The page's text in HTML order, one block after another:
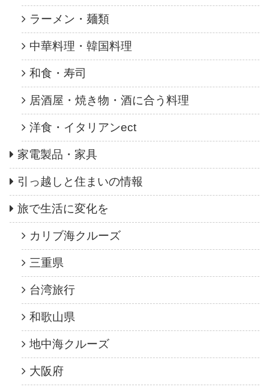
ラーメン・麺類
中華料理・韓国料理
和食・寿司
居酒屋・焼き物・酒に合う料理
洋食・イタリアンect
家電製品・家具
引っ越しと住まいの情報
旅で生活に変化を
カリブ海クルーズ
三重県
台湾旅行
和歌山県
地中海クルーズ
大阪府